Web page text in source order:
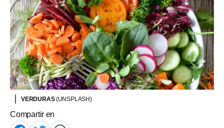
VERDURAS(UNSPLASH)
Compartir en